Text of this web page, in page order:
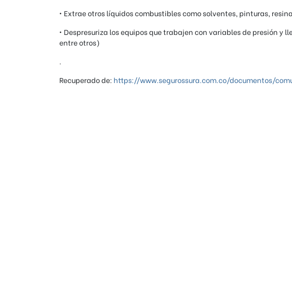
• Extrae otros líquidos combustibles como solventes, pinturas,
• Despresuriza los equipos que trabajen con variables de presión
entre otros)
.
Recuperado de: https://www.segurossura.com.co/documentos/